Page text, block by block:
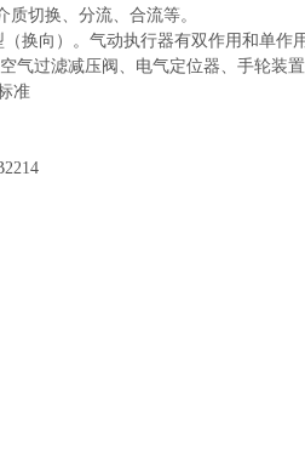
切换、分流、合流等。
换向）。气动执行器有双作用和单作
气过滤减压阀、电气定位器、手轮装置
准